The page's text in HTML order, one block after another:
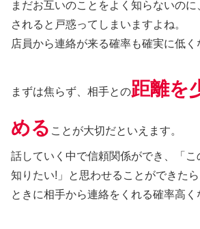
まだお互いのことをよく知らないの
されると戸惑ってしまいますよね。
店員から連絡が来る確率も確実に低く
まずは焦らず、相手との距離を
める ことが大切だといえます。
話していく中で信頼関係ができ、「こ
知りたい!」と思わせることができた
ときに相手から連絡をくれる確率高く